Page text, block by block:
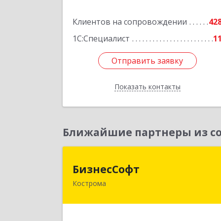
Клиентов на сопровождении
1С:Специалист
11
Отправить заявку
Показать контакты
Отправить заявку
Назад
Ближайшие партнеры из
БизнесСофт
Кострома
156016, Костромская обл, Кострома г,